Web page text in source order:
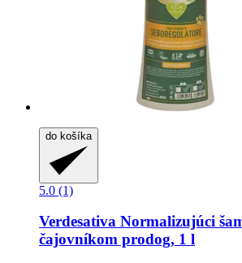
do košíka
5.0 (1)
Verdesativa Normalizujúci
čajovníkom prodog, 1 l